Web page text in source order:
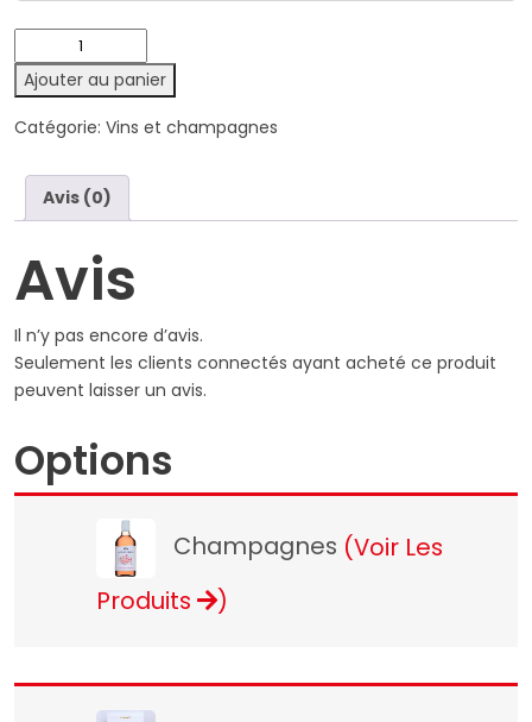
confirmerons le choix retenu).
quantité
de
Vin
rouges
Ajouter au panier
Catégorie: Vins et champagnes
Avis (0)
Avis
Il n’y pas encore d’avis.
Seulement les clients connectés ayant acheté ce produit
peuvent laisser un avis.
Options
Champagnes (Voir Les
Produits
)